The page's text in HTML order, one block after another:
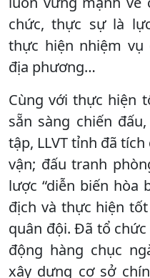
chức, thực sự là
thực hiện nhiệm vụ
địa phương…
Cùng với thực hiện
sẵn sàng chiến
tập, LLVT tỉnh đã
vận; đấu tranh
lược “diễn biến hòa
địch và thực hiện
quân đội. Đã tổ
động hàng chục
xây dựng cơ sở